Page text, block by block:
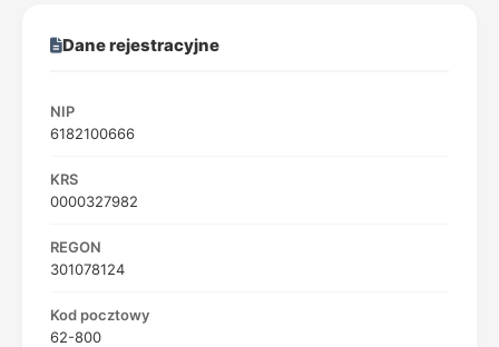
Dane rejestracyjne
NIP
6182100666
KRS
0000327982
REGON
301078124
Kod pocztowy
62-800